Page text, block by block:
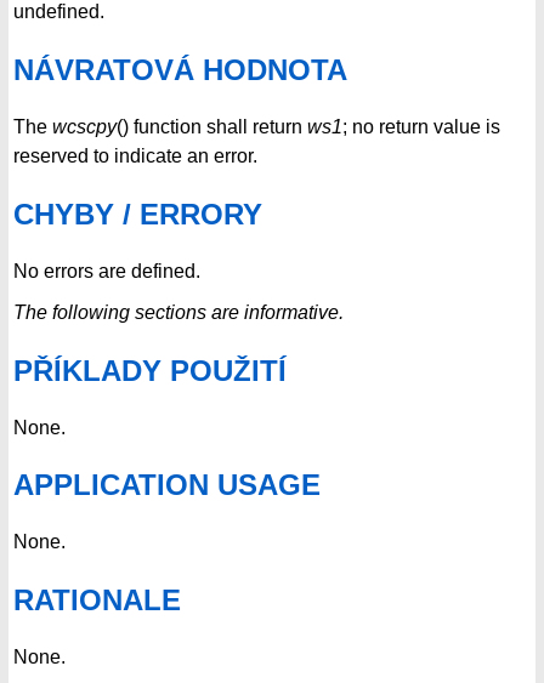
undefined.
NÁVRATOVÁ HODNOTA
The wcscpy() function shall return ws1; no return value is
reserved to indicate an error.
CHYBY / ERRORY
No errors are defined.
The following sections are informative.
PŘÍKLADY POUŽITÍ
None.
APPLICATION USAGE
None.
RATIONALE
None.